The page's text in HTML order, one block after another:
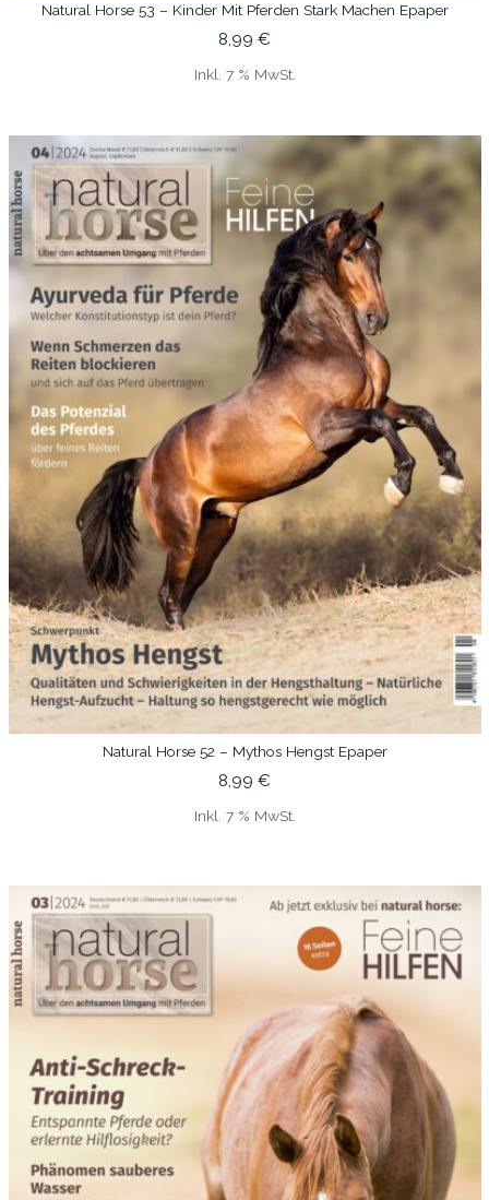
IN DEN WARENKORB
Natural Horse 53 – Kinder Mit Pferden Stark Machen Epaper
8,99 €
Inkl. 7 % MwSt.
IN DEN WARENKORB
Natural Horse 52 – Mythos Hengst Epaper
8,99 €
Inkl. 7 % MwSt.